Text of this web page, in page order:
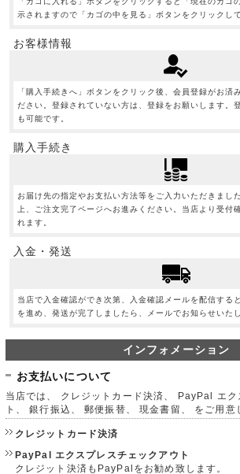
示されますので「カゴの中を見る」ボタンをクリックし
お客様情報
「購入手続きへ」ボタンをクリック後、会員登録がお済
ださい。登録されていない方は、登録をお願いします。
も可能です。
購入手続き
お届け先の指定やお支払い方法等をご入力いただきまし
上、ご注文完了ページへお進みください。当店より受付
れます。
入金・発送
当店で入金確認ができ次第、入金確認メールを配信する
を進め、発送が完了しましたら、メールでお知らせいたし
インフォメーション
お支払いについて
当店では、 クレジットカード決済、 PayPal エク
ト、 銀行振込、 郵便振替、 現金書留、 をご用意
クレジットカード決済
PayPal エクスプレスチェックアウト
クレジット決済もPayPalをお勧め致します。